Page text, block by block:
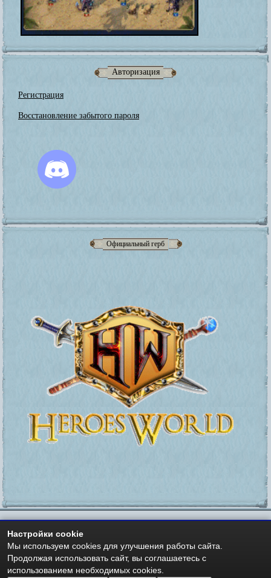
Авторизация
Регистрация
Восстановление забытого пароля
Официальный герб
Мир Героев -https://heroesworld.ru- Heroes World
Авторские права - Copyright © 2006-2026 HeroesWorld.ru
Heroes World (English)
Настройки cookie
Мы используем cookies для улучшения работы сайта.
Продолжая использовать сайт, вы соглашаетесь с
использованием необходимых cookies.